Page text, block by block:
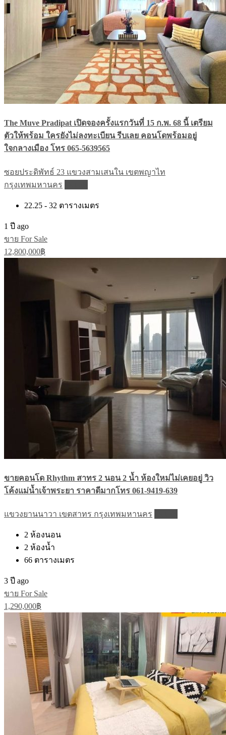
The Muve Pradipat เปิดจองครั้งแรกวันที่ 15 ก.พ. 68 นี้ เตรียม
ตัวให้พร้อม ใครยังไม่ลงทะเบียน รีบเลย คอนโดพร้อมอยู่
ใจกลางเมือง โทร 065-5639565
ซอยประดิพัทธ์ 23 แขวงสามเสนใน เขตพญาไท
กรุงเทพมหานคร
22.25 - 32 ตารางเมตร
1 ปี ago
ขาย For Sale
12,800,000฿
ขายคอนโด Rhythm สาทร 2 นอน 2 น้ำ ห้องใหม่ไม่เคยอยู่ วิว
โค้งแม่น้ำเจ้าพระยา ราคาดีมากโทร 061-9419-639
แขวงยานนาวา เขตสาทร กรุงเทพมหานคร
2 ห้องนอน
2 ห้องน้ำ
66 ตารางเมตร
3 ปี ago
ขาย For Sale
1,290,000฿